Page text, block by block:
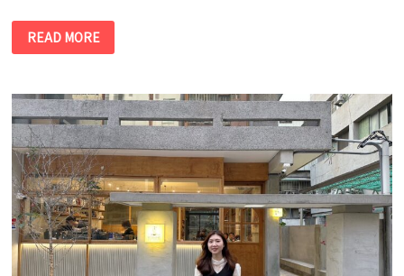
麗
富
康
商
公
益
活
動-
守
護
海
洋，
從
你
我
開
始
泰
READ MORE